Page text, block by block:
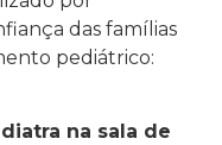
das famílias
pediátrico:
na sala de